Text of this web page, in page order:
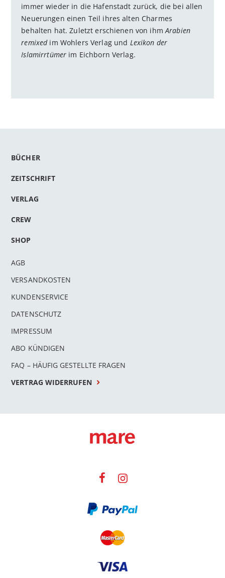
immer wieder in die Hafenstadt zurück, die bei allen
Neuerungen einen Teil ihres alten Charmes
behalten hat. Zuletzt erschienen von ihmArabien
remixedim Wohlers Verlag und Lexikon der
Islamirrtümer im Eichborn Verlag.
BÜCHER
ZEITSCHRIFT
VERLAG
CREW
SHOP
AGB
VERSANDKOSTEN
KUNDENSERVICE
DATENSCHUTZ
IMPRESSUM
ABO KÜNDIGEN
FAQ – HÄUFIG GESTELLTE FRAGEN
VERTRAG WIDERRUFEN